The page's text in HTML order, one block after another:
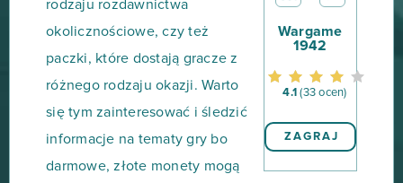
rodzaju rozdawnictwa
okolicznościowe, czy też
paczki, które dostają gracze z
różnego rodzaju okazji. Warto
się tym zainteresować i śledzić
informacje na tematy gry bo
darmowe, złote monety mogą
Wargame
1942
4.1 (33 ocen)
ZAGRAJ